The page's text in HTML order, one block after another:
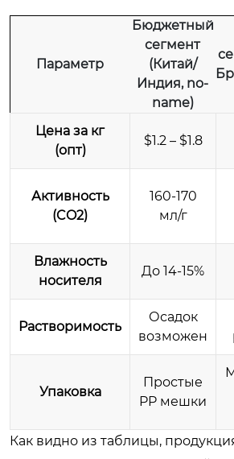
Параметр
Бюджетный
сегмент
(Китай/
Индия, no-
name)
Цена за кг
(опт)
$1.2 – $1.8
Активность
(CO2)
160-170
мл/г
Влажность
носителя
До 14-15%
Растворимость
Осадок
возможен
Упаковка
Простые
PP мешки
Как видно из таблицы,